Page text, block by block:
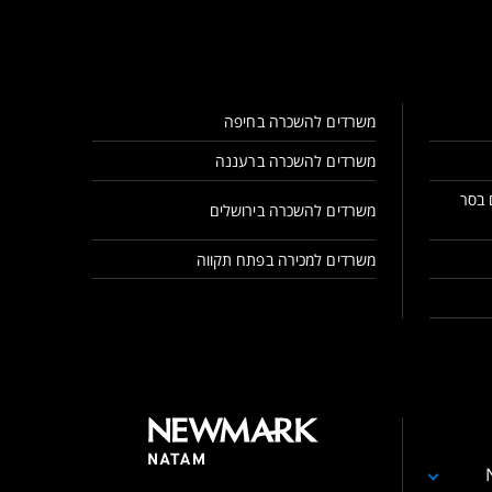
משרדים להשכרה בחיפה
משרדים להשכרה ברעננה
בסר
משרדים להשכרה בירושלים
משרדים למכירה בפתח תקווה